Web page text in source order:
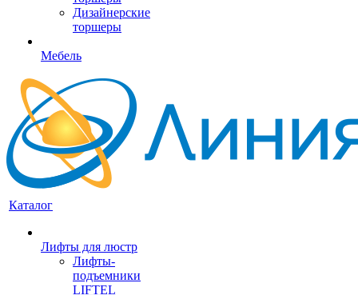
Дизайнерские
торшеры
Мебель
Каталог
Лифты для люстр
Лифты-
подъемники
LIFTEL